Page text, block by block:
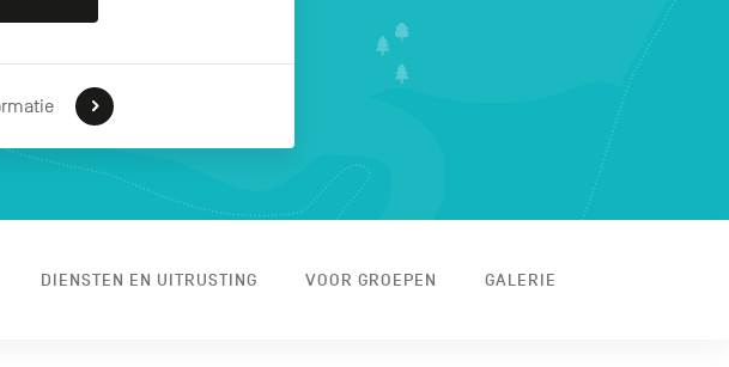
DIENSTEN EN UITRUSTING VOOR GROEPEN GALERIE